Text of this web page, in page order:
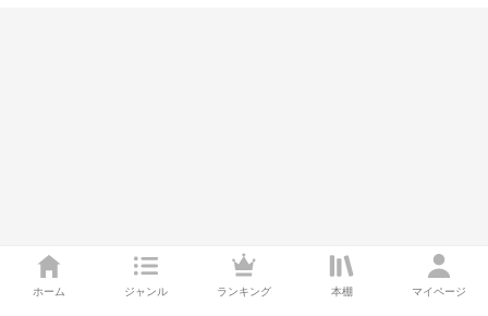
ホーム ジャンル ランキング 本棚 マイページ